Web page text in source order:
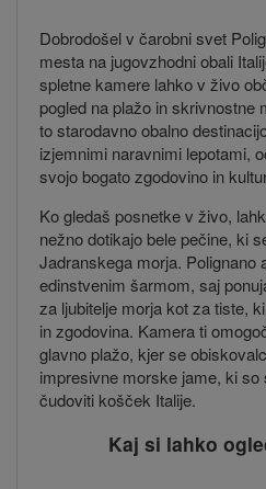
Dobrodošel v čarobni svet
mesta na jugovzhodni obali
spletne kamere lahko v živo
pogled na plažo in skrivnostne
to starodavno obalno
izjemnimi naravnimi lepotami,
svojo bogato zgodovino in
Ko gledaš posnetke v živo,
nežno dotikajo bele pečine, ki
Jadranskega morja. Polignano
edinstvenim šarmom, saj
za ljubitelje morja kot za tiste,
in zgodovina. Kamera ti
glavno plažo, kjer se
impresivne morske jame, ki
čudoviti košček Italije.
Kaj si lahko